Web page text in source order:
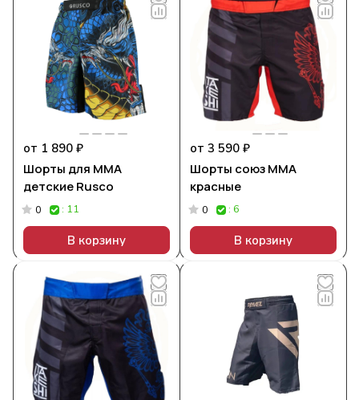
от 1 890 ₽
Шорты для MMA
детские Rusco
0 : 11
В корзину
от 3 590 ₽
Шорты союз ММА
красные
0 : 6
В корзину